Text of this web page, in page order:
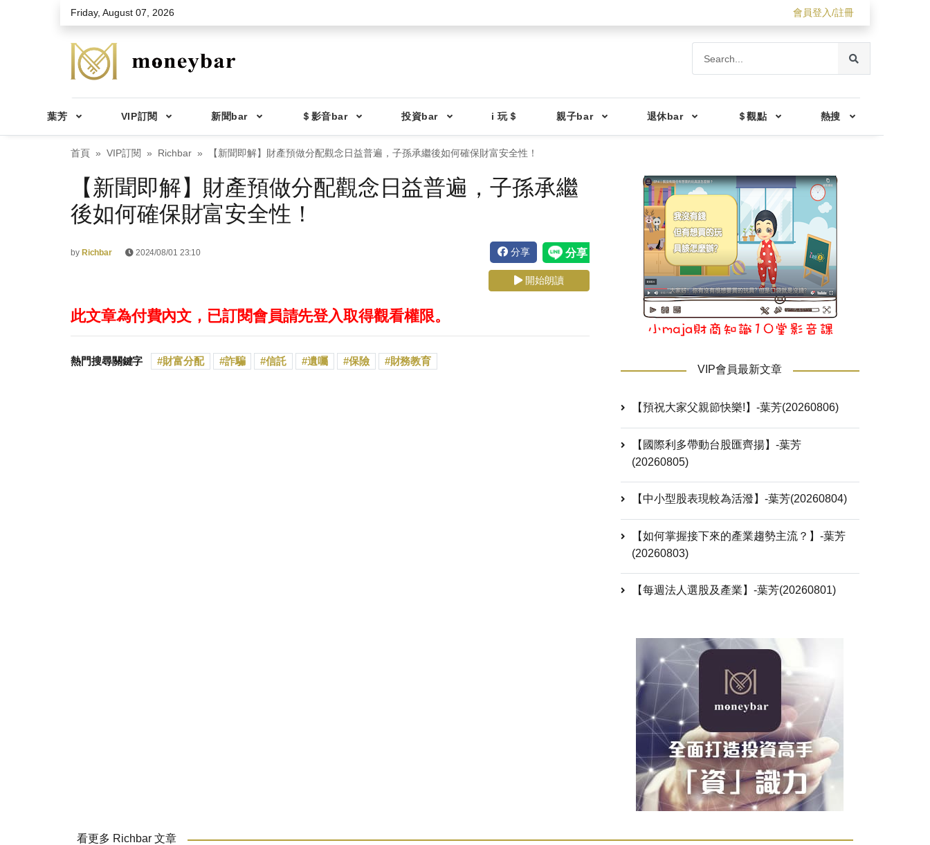
Skip to main contentFriday, August 07, 2026 會員登入/註冊
葉芳 VIP訂閱 新聞bar ＄影音bar 投資bar i 玩＄ 親子bar 退休bar ＄觀點 熱搜
首頁 VIP訂閱 Richbar 【新聞即解】財產預做分配觀念日益普遍，子孫承繼後如何確保財富安全性！
【新聞即解】財產預做分配觀念日益普遍，子孫承繼
後如何確保財富安全性！
by Richbar 2024/08/01 23:10 分享
開始朗讀
此文章為付費內文，已訂閱會員請先登入取得觀看權限。
熱門搜尋關鍵字 財富分配 詐騙 信託 遺囑 保險 財務教育
VIP會員最新文章
【預祝大家父親節快樂!】-葉芳(20260806)
【國際利多帶動台股匯齊揚】-葉芳
(20260805)
【中小型股表現較為活潑】-葉芳(20260804)
【如何掌握接下來的產業趨勢主流？】-葉芳
(20260803)
【每週法人選股及產業】-葉芳(20260801)
看更多 Richbar 文章